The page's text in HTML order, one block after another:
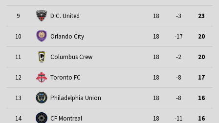
9 D.C. United 18 -3 23
10 Orlando City 18 -17 20
11 Columbus Crew 18 -2 20
12 Toronto FC 18 -8 17
13 Philadelphia Union 18 -8 16
14 CF Montreal 18 -11 16